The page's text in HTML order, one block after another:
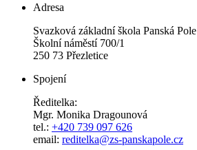
Adresa
Svazková základní škola Panská Pole
Školní náměstí 700/1
250 73 Přezletice
Spojení
Ředitelka:
Mgr. Monika Dragounová
tel.: +420 739 097 626
email: reditelka@zs-panskapole.cz